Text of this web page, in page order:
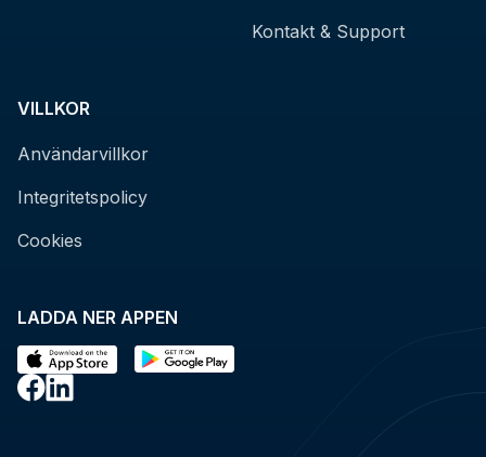
LADDA NER APPEN
Kontakt & Support
VILLKOR
Användarvillkor
Integritetspolicy
Cookies